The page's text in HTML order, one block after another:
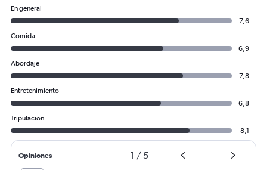
En general
7,6
Comida
6,9
Abordaje
7,8
Entretenimiento
6,8
Tripulación
8,1
Opiniones 1 / 5